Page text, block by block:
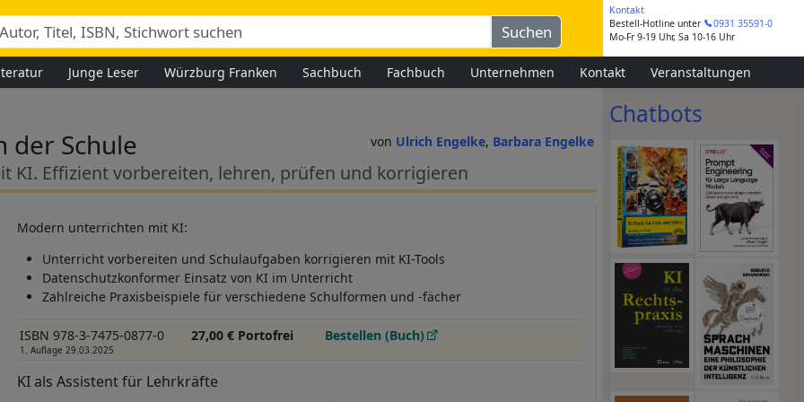
Kontakt
Bestell-Hotline unter
0931 35591-0
Mo-Fr 9-19 Uhr, Sa 10-16 Uhr
Junge Leser Würzburg Franken Sachbuch Fachbuch Unternehmen Kontakt Veranstaltungen
Ulrich Engelke Barbara Engelke
der Schule
KI. Effizient vorbereiten, lehren, prüfen und korrigieren
Modern unterrichten mit KI:
Unterricht vorbereiten und Schulaufgaben korrigieren mit KI-Tools
Datenschutzkonformer Einsatz von KI im Unterricht
Zahlreiche Praxisbeispiele für verschiedene Schulformen und -fächer
ISBN 978-3-7475-0877-0
1. Auflage 29.03.2025
27,00 € Portofrei Bestellen (Buch)
KI als Assistent für Lehrkräfte
Chatbots